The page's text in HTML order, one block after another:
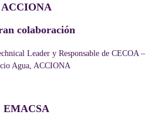
ACCIONA
colaboración
Leader y Responsable de CECOA –
Agua, ACCIONA
EMACSA